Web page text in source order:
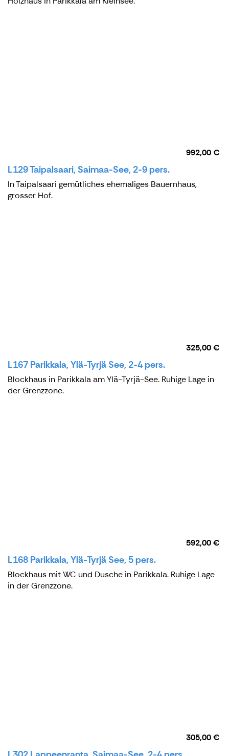
992,00 €
L129 Taipalsaari, Saimaa-See, 2-9 pers.
In Taipalsaari gemütliches ehemaliges Bauernhaus,
grosser Hof.
325,00 €
L167 Parikkala, Ylä-Tyrjä See, 2-4 pers.
Blockhaus in Parikkala am Ylä-Tyrjä-See. Ruhige Lage in
der Grenzzone.
592,00 €
L168 Parikkala, Ylä-Tyrjä See, 5 pers.
Blockhaus mit WC und Dusche in Parikkala. Ruhige Lage
in der Grenzzone.
305,00 €